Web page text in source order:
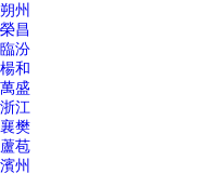
朔州
榮昌
臨汾
楊和
萬盛
浙江
襄樊
蘆苞
濱州